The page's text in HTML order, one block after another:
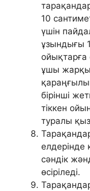
10
үшін
ұзындығы
ұшы
бірінші
тіккен
туралы
елдерінде
сәндік
өсіріледі.